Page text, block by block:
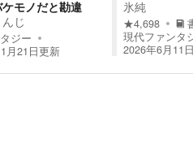
モノだと勘違
じゟ
ジー
月21日更新
氷純
★4,698
現代ファンタ
2026年6月11日